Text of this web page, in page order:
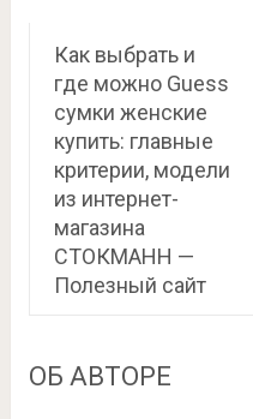
Как выбрать и
где можно Guess
сумки женские
купить: главные
критерии, модели
из интернет-
магазина
СТОКМАНН —
Полезный сайт
ОБ АВТОРЕ